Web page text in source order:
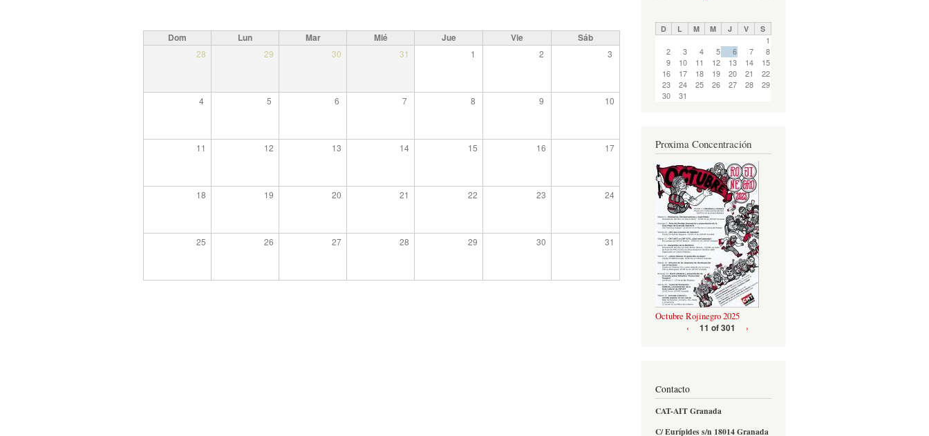
Dom Lun Mar Mié Jue Vie
Sáb
28
29 30 31 1 2 3
4 5 6 7 8 9 10
11 12 13 14 15 16 17
18 19 20 21 22 23 24
25 26 27 28 29 30 31
D L M M J V S
1
2
3 4 5 6 7
8
9
10 11 12 13 14
15
16
17 18 19 20 21
22
23
24 25 26 27 28
29
30
31
Proxima Concentración
Octubre Rojinegro 2025
‹
11 of 301 ›
Contacto
CAT-AIT Granada
C/ Eurípides s/n 18014 Granada